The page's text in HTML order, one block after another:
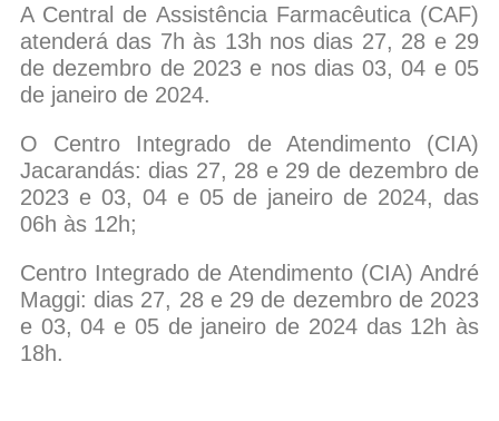
A Central de Assistência Farmacêutica (CAF)
atenderá das 7h às 13h nos dias 27, 28 e 29
de dezembro de 2023 e nos dias 03, 04 e 05
de janeiro de 2024.
O Centro Integrado de Atendimento (CIA)
Jacarandás: dias 27, 28 e 29 de dezembro de
2023 e 03, 04 e 05 de janeiro de 2024, das
06h às 12h;
Centro Integrado de Atendimento (CIA) André
Maggi: dias 27, 28 e 29 de dezembro de 2023
e 03, 04 e 05 de janeiro de 2024 das 12h às
18h.